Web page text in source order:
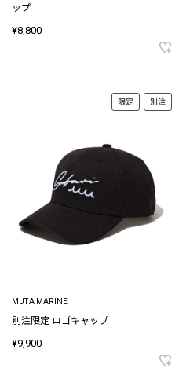
ップ
¥8,800
限定 別注
MUTA MARINE
別注限定 ロゴキャップ
¥9,900